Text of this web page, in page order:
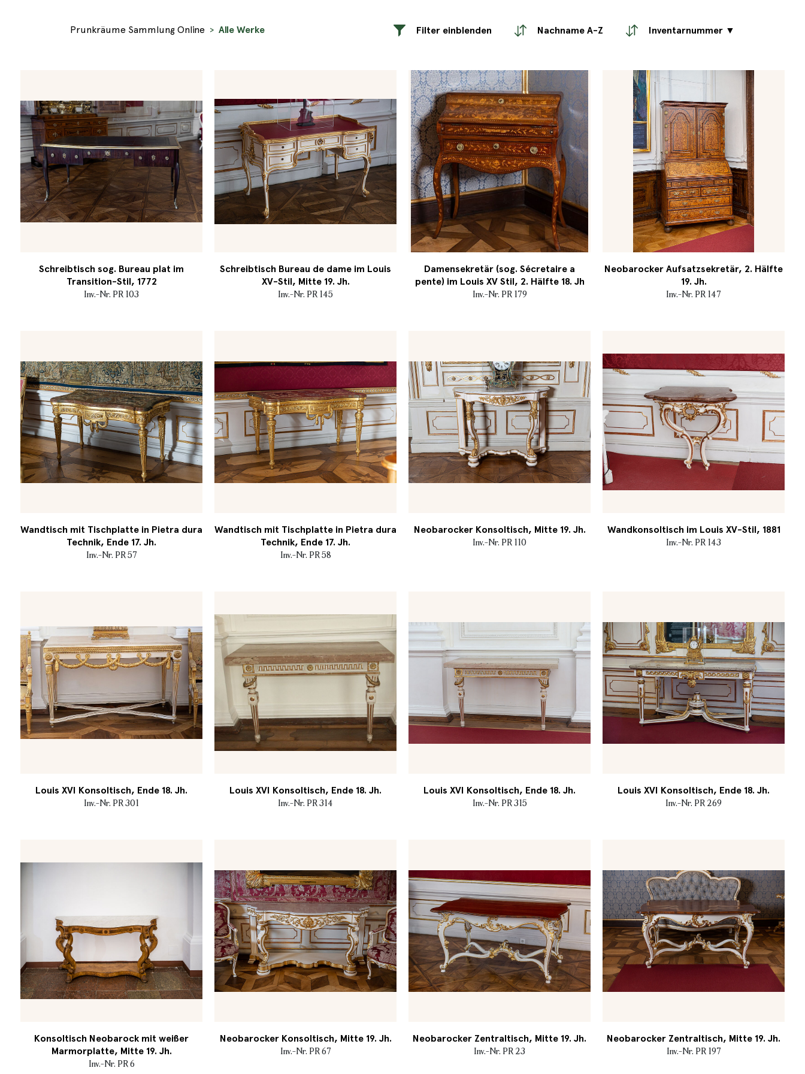
Prunkräume Sammlung Online Alle Werke Filter einblenden Nachname A-Z Inventarnummer ▼
Schreibtisch sog. Bureau plat im
Transition-Stil, 1772
Inv.-Nr. PR 103
Schreibtisch Bureau de dame im Louis
XV-Stil, Mitte 19. Jh.
Inv.-Nr. PR 145
Damensekretär (sog. Sécretaire a
pente) im Louis XV Stil, 2. Hälfte 18. Jh
Inv.-Nr. PR 179
Neobarocker Aufsatzsekretär, 2. Hälfte
19. Jh.
Inv.-Nr. PR 147
Wandtisch mit Tischplatte in Pietra dura
Technik, Ende 17. Jh.
Inv.-Nr. PR 57
Wandtisch mit Tischplatte in Pietra dura
Technik, Ende 17. Jh.
Inv.-Nr. PR 58
Neobarocker Konsoltisch, Mitte 19. Jh.
Inv.-Nr. PR 110
Wandkonsoltisch im Louis XV-Stil, 1881
Inv.-Nr. PR 143
Louis XVI Konsoltisch, Ende 18. Jh.
Inv.-Nr. PR 301
Louis XVI Konsoltisch, Ende 18. Jh.
Inv.-Nr. PR 314
Louis XVI Konsoltisch, Ende 18. Jh.
Inv.-Nr. PR 315
Louis XVI Konsoltisch, Ende 18. Jh.
Inv.-Nr. PR 269
Konsoltisch Neobarock mit weißer
Marmorplatte, Mitte 19. Jh.
Inv.-Nr. PR 6
Neobarocker Konsoltisch, Mitte 19. Jh.
Inv.-Nr. PR 67
Neobarocker Zentraltisch, Mitte 19. Jh.
Inv.-Nr. PR 23
Neobarocker Zentraltisch, Mitte 19. Jh.
Inv.-Nr. PR 197